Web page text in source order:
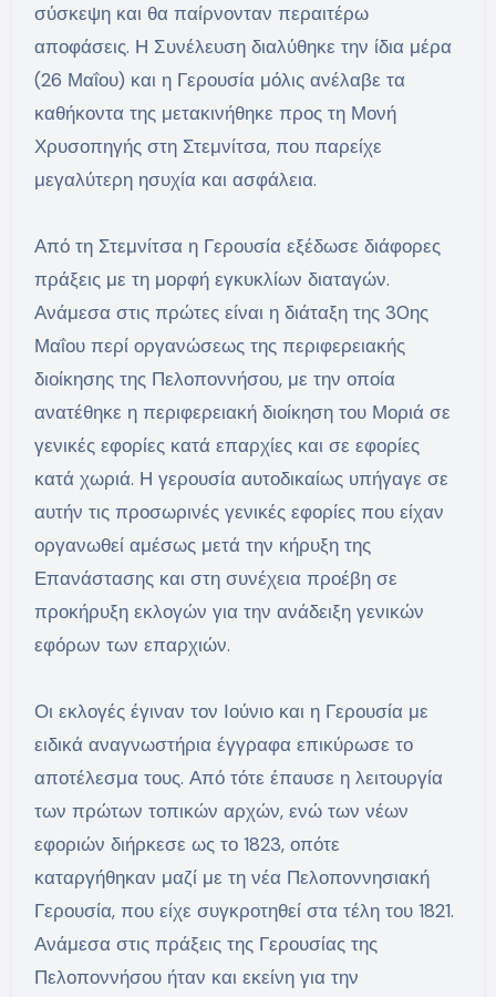
σύσκεψη και θα παίρνονταν περαιτέρω
αποφάσεις. Η Συνέλευση διαλύθηκε την ίδια μέρα
(26 Μαΐου) και η Γερουσία μόλις ανέλαβε τα
καθήκοντα της μετακινήθηκε προς τη Μονή
Χρυσοπηγής στη Στεμνίτσα, που παρείχε
μεγαλύτερη ησυχία και ασφάλεια.
Από τη Στεμνίτσα η Γερουσία εξέδωσε διάφορες
πράξεις με τη μορφή εγκυκλίων διαταγών.
Ανάμεσα στις πρώτες είναι η διάταξη της 30ης
Μαΐου περί οργανώσεως της περιφερειακής
διοίκησης της Πελοποννήσου, με την οποία
ανατέθηκε η περιφερειακή διοίκηση του Μοριά σε
γενικές εφορίες κατά επαρχίες και σε εφορίες
κατά χωριά. Η γερουσία αυτοδικαίως υπήγαγε σε
αυτήν τις προσωρινές γενικές εφορίες που είχαν
οργανωθεί αμέσως μετά την κήρυξη της
Επανάστασης και στη συνέχεια προέβη σε
προκήρυξη εκλογών για την ανάδειξη γενικών
εφόρων των επαρχιών.
Οι εκλογές έγιναν τον Ιούνιο και η Γερουσία με
ειδικά αναγνωστήρια έγγραφα επικύρωσε το
αποτέλεσμα τους. Από τότε έπαυσε η λειτουργία
των πρώτων τοπικών αρχών, ενώ των νέων
εφοριών διήρκεσε ως το 1823, οπότε
καταργήθηκαν μαζί με τη νέα Πελοποννησιακή
Γερουσία, που είχε συγκροτηθεί στα τέλη του 1821.
Ανάμεσα στις πράξεις της Γερουσίας της
Πελοποννήσου ήταν και εκείνη για την